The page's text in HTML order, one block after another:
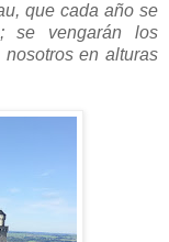
que cada año se
se vengarán los
en alturas